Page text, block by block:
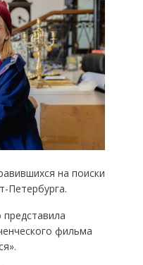
на поиски
Петербурга.
фильма